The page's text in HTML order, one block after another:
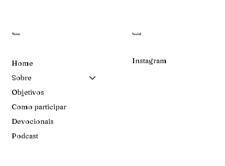
Menu
Home
Sobre
Objetivos
Como participar
Devocionais
Podcast
Social
Instagram